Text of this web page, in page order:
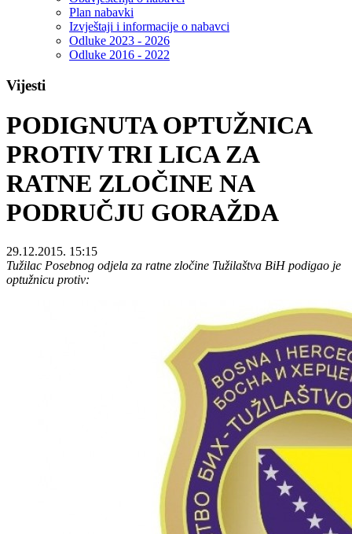
Plan nabavki
Izvještaji i informacije o nabavci
Odluke 2023 - 2026
Odluke 2016 - 2022
Vijesti
PODIGNUTA OPTUŽNICA
PROTIV TRI LICA ZA
RATNE ZLOČINE NA
PODRUČJU GORAŽDA
29.12.2015. 15:15
Tužilac Posebnog odjela za ratne zločine Tužilaštva BiH podigao je
optužnicu protiv: